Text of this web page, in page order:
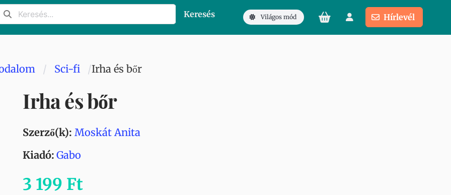
Keresés Világos mód Hírlevél
Sci-fi Irha és bőr
Irha és bőr
Szerző(k): Moskát Anita
Kiadó: Gabo
3 199 Ft